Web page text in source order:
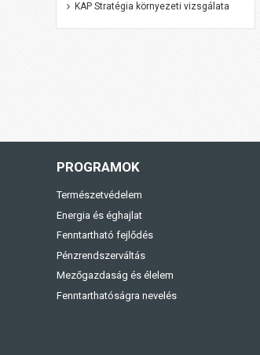
KAP Stratégia környezeti vizsgálata
PROGRAMOK
Természetvédelem
Energia és éghajlat
Fenntartható fejlődés
Pénzrendszerváltás
Mezőgazdaság és élelem
Fenntarthatóságra nevelés